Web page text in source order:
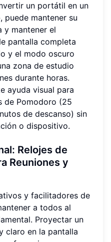
un portátil en un
, puede mantener su
y mantener el
pantalla completa
y el modo oscuro
zona de estudio
durante horas.
ayuda visual para
de Pomodoro (25
de descanso) sin
o dispositivo.
Relojes de
Reuniones y
y facilitadores de
a todos al
Proyectar un
claro en la pantalla